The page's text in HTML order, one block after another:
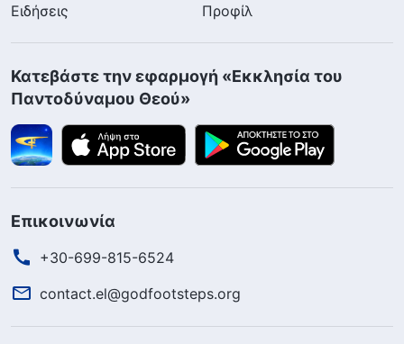
Ειδήσεις
Προφίλ
Κατεβάστε την εφαρμογή «Εκκλησία του
Παντοδύναμου Θεού»
Επικοινωνία
+30-699-815-6524
contact.el@godfootsteps.org